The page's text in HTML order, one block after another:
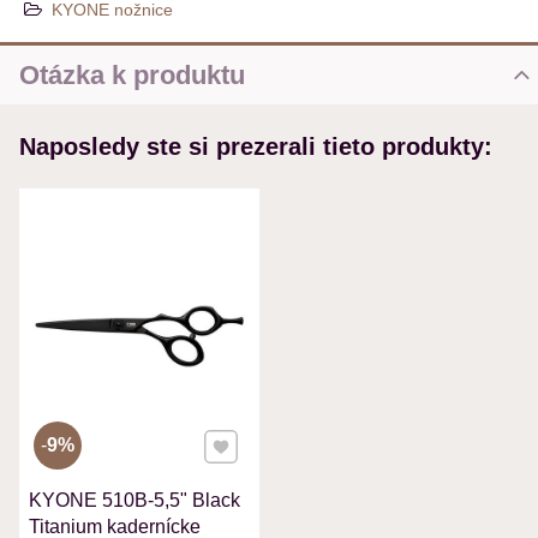
KYONE nožnice
Otázka k produktu
MENO
VAŠA OTÁZKA K PRODUKTU
Odoslať
Naposledy ste si prezerali tieto produkty:
KYONE 510B-5,5" Black
Titanium kadernícke
9% Pridať k Obľúbeným